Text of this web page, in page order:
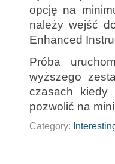
opcję na
należy wejść
Enhanced
Próba
wyższego
czasach kiedy
pozwolić na
Category: